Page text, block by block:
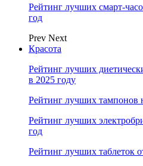
Рейтинг лучших смарт-
год
Prev Next
Красота
Рейтинг лучших
в 2025 году
Рейтинг лучших тампонов
Рейтинг лучших
год
Рейтинг лучших таблеток